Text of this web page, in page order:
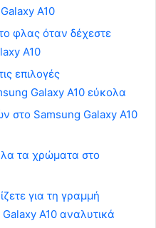
A10
φλας όταν δέχεστε
A10
επιλογές
Galaxy A10 εύκολα
στο Samsung Galaxy A10
τα χρώματα στο
για τη γραμμή
A10 αναλυτικά